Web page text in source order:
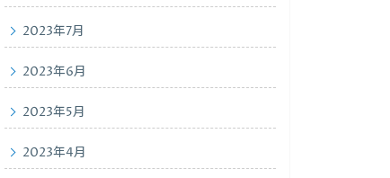
2023年7月
2023年6月
2023年5月
2023年4月